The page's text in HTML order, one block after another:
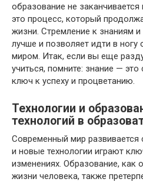
образование не
это процесс, который
жизни. Стремление к знаниям
лучше и позволяет идти в
миром. Итак, если вы еще
учиться, помните: знание —
ключ к успеху и процветанию.
Технологии и
технологий в
Современный мир развивается
и новые технологии играют
изменениях. Образование, как
жизни человека, также